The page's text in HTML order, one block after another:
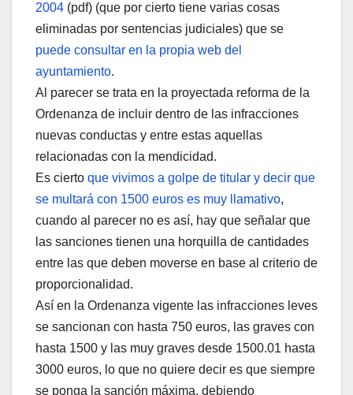
2004 (pdf) (que por cierto tiene varias cosas
eliminadas por sentencias judiciales) que se
puede consultar en la propia web del
ayuntamiento.
Al parecer se trata en la proyectada reforma de la
Ordenanza de incluir dentro de las infracciones
nuevas conductas y entre estas aquellas
relacionadas con la mendicidad.
Es cierto que vivimos a golpe de titular y decir que
se multará con 1500 euros es muy llamativo,
cuando al parecer no es así, hay que señalar que
las sanciones tienen una horquilla de cantidades
entre las que deben moverse en base al criterio de
proporcionalidad.
Así en la Ordenanza vigente las infracciones leves
se sancionan con hasta 750 euros, las graves con
hasta 1500 y las muy graves desde 1500.01 hasta
3000 euros, lo que no quiere decir es que siempre
se ponga la sanción máxima, debiendo